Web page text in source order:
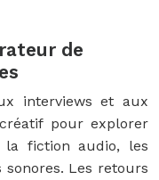
de
interviews et aux
pour explorer
la fiction audio, les
Les retours